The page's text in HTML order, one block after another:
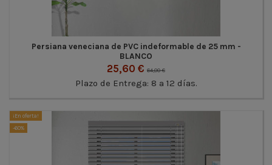
Persiana veneciana de PVC indeformable de 25 mm -
BLANCO
25,60 € 64,00 €
Plazo de Entrega: 8 a 12 días.
¡En oferta!
-60%